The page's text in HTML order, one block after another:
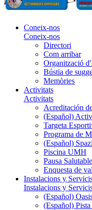
Coneix-nos
Coneix-nos
Directori
Com arribar
Organització
Bústia de
Memòries
Activitats
Activitats
Acreditación
(Español)
Targeta
Programa de
(Español)
Piscina UMH
Pausa Salutable
Enquesta de
Instalacions y
Instalacions y
(Español)
(Español)